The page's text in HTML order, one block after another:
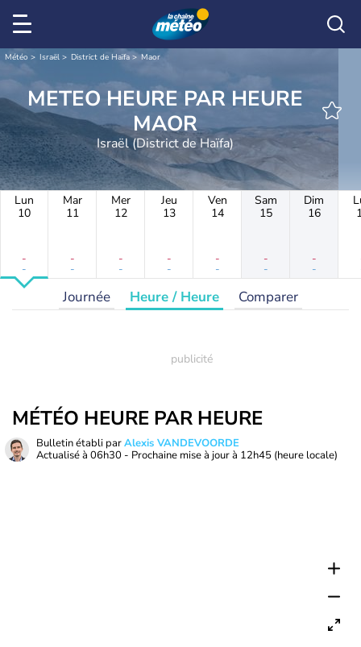
Météo Israël District de Haïfa Maor
METEO HEURE PAR HEURE
MAOR
Israël (District de Haïfa)
Lun
10
-
-
Mar
11
-
-
Mer
12
-
-
Jeu
13
-
-
Ven
14
-
-
Sam
15
-
-
Dim
16
-
-
Journée Heure / Heure Comparer
MÉTÉO HEURE PAR HEURE
Bulletin établi parAlexis VANDEVOORDE
Actualisé à 06h30 - Prochaine mise à jour à 12h45 (heure locale)